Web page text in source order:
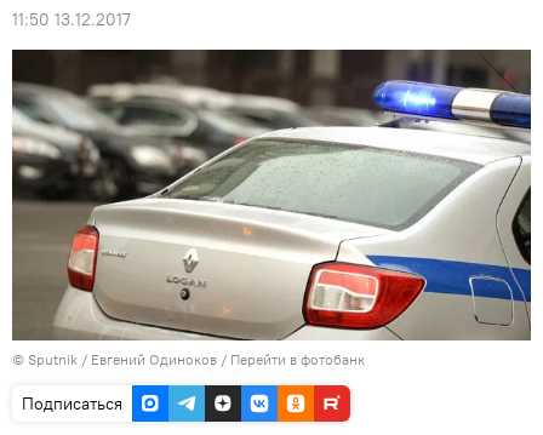
11:50 13.12.2017
© Sputnik / Евгений Одиноков / Перейти в фотобанк
Подписаться